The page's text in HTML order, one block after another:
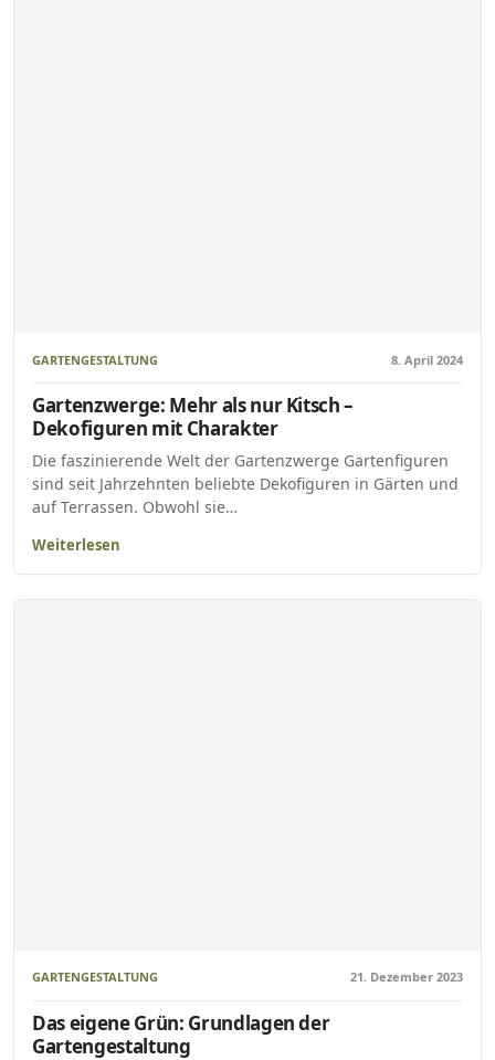
GARTENGESTALTUNG 8. April 2024
Gartenzwerge: Mehr als nur Kitsch –
Dekofiguren mit Charakter
Die faszinierende Welt der Gartenzwerge Gartenfiguren
sind seit Jahrzehnten beliebte Dekofiguren in Gärten und
auf Terrassen. Obwohl sie…
Weiterlesen
GARTENGESTALTUNG 21. Dezember 2023
Das eigene Grün: Grundlagen der
Gartengestaltung